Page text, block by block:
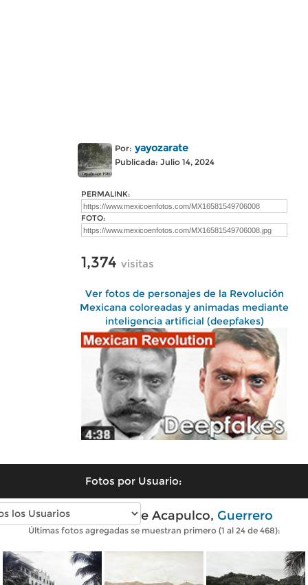
Por: yayozarate
Publicada: Julio 14, 2024
PERMALINK:
FOTO:
1,374 visitas
Ver fotos de personajes de la Revolución
Mexicana coloreadas y animadas mediante
inteligencia artificial (deepfakes)
Fotos por Usuario:
Fotos antiguas de Acapulco, Guerrero
Últimas fotos agregadas se muestran primero (1 al 24 de 468):